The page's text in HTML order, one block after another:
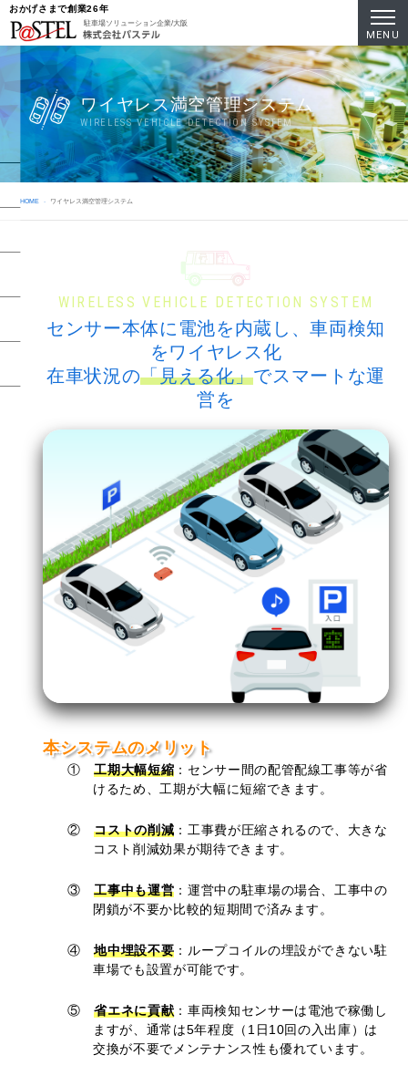
おかげさまで創業26年
駐車場ソリューション企業/大阪
ワイヤレス満空管理システム
WIRELESS VEHICLE DETECTION SYSTEM
HOME ワイヤレス満空管理システム
WIRELESS VEHICLE DETECTION SYSTEM
センサー本体に電池を内蔵し、車両検知
をワイヤレス化
在車状況の「見える化」でスマートな運
営を
本システムのメリット
①工期大幅短縮 ： センサー間の配管配線工事等が省
けるため、工期が大幅に短縮できます。
②コストの削減 ： 工事費が圧縮されるので、大きな
コスト削減効果が期待できます。
③工事中も運営 ： 運営中の駐車場の場合、工事中の
閉鎖が不要か比較的短期間で済みます。
④地中埋設不要 ： ループコイルの埋設ができない駐
車場でも設置が可能です。
⑤省エネに貢献 ： 車両検知センサーは電池で稼働し
ますが、通常は5年程度（1日10回の入出庫）は
交換が不要でメンテナンス性も優れています。
MENU